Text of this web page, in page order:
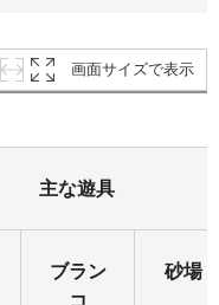
画面サイズで表示
主な遊具
ブラン
コ
砂場